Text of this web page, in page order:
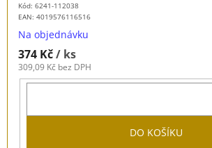
Kód: 6241-112038
EAN: 4019576116516
Na objednávku
374 Kč/ ks
309,09 Kč bez DPH
DO KOŠÍKU